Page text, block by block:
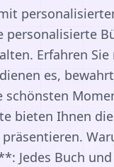
personalisierte
Erfahren
es,
schönsten
bieten Ihnen
Jedes Buch